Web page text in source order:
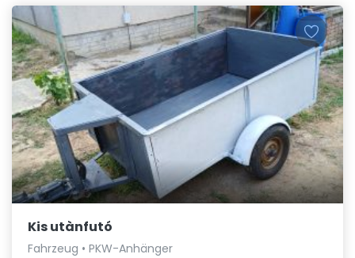
Kis utànfutó
Fahrzeug • PKW-Anhänger